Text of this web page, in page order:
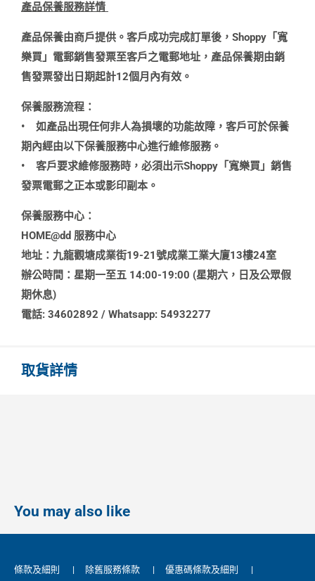
產品保養服務詳情
產品保養由商戶提供。客戶成功完成訂單後，Shoppy「寬
樂買」電郵銷售發票至客戶之電郵地址，產品保養期由銷
售發票發出日期起計12個月內有效。
保養服務流程：
•
如產品出現任何非人為損壞的功能故障，客戶可於保養
期內經由以下保養服務中心進行維修服務。
•
客戶要求維修服務時，必須出示Shoppy「寬樂買」銷售
發票電郵之正本或影印副本。
保養服務中心：
HOME@dd 服務中心
地址：九龍觀塘成業街19-21號成業工業大廈13樓24室
辦公時間：星期一至五 14:00-19:00 (星期六，日及公眾假
期休息)
電話: 34602892 / Whatsapp: 54932277
取貨詳情
You may also like
條款及細則 | 除舊服務條款 | 優惠碼條款及細則 |